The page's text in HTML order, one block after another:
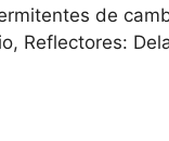
de
Reflectores: